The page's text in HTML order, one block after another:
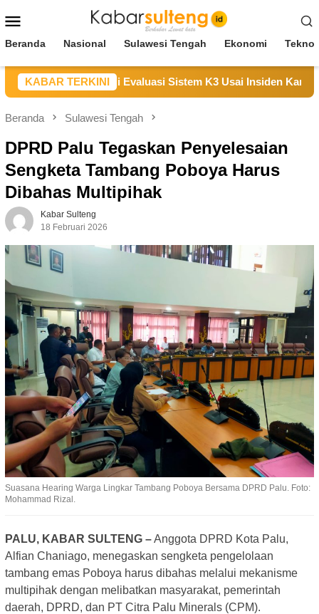
ke
Mobile
Beranda Nasional Sulawesi Tengah Ekonomi
KABAR TERKINI
Duka, Janji Evaluasi Sistem K3 Usai Insiden Karyawan di
Beranda Sulawesi Tengah
DPRD Palu Tegaskan Penyelesaian
Sengketa Tambang Poboya Harus
Dibahas Multipihak
Kabar Sulteng
18 Februari 2026
Suasana Hearing Warga Lingkar Tambang Poboya Bersama DPRD Palu. Foto:
Mohammad Rizal.
PALU, KABAR SULTENG –Anggota DPRD Kota Palu,
Alfian Chaniago, menegaskan sengketa pengelolaan
tambang emas Poboya harus dibahas melalui mekanisme
multipihak dengan melibatkan masyarakat, pemerintah
daerah, DPRD, dan PT Citra Palu Minerals (CPM).